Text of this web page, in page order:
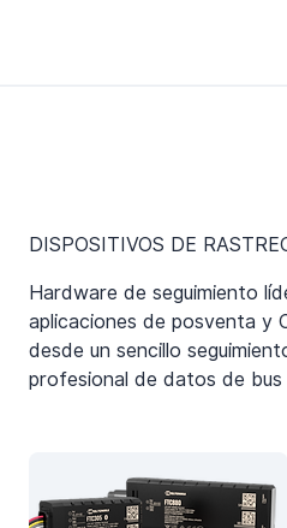
DISPOSITIVOS DE
Hardware de seguimiento
aplicaciones de posventa y
desde un sencillo
profesional de datos de bus
RASTREADORES